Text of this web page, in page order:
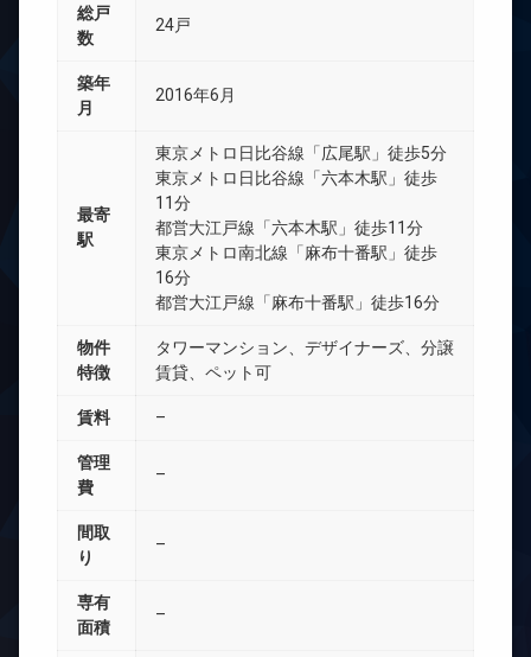
総戸
数
24戸
築年
月
2016年6月
最寄
駅
東京メトロ日比谷線「広尾駅」徒歩5分
東京メトロ日比谷線「六本木駅」徒歩
11分
都営大江戸線「六本木駅」徒歩11分
東京メトロ南北線「麻布十番駅」徒歩
16分
都営大江戸線「麻布十番駅」徒歩16分
物件
特徴
タワーマンション、デザイナーズ、分譲
賃貸、ペット可
賃料 –
管理
費
–
間取
り
–
専有
面積
–